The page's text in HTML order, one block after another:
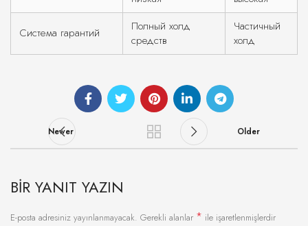
Система гарантий
Полный холд
средств
Частичный
холд
Newer Older
BIR YANIT YAZIN
E-posta adresiniz yayınlanmayacak. Gerekli alanlar * ile işaretlenmişlerdir